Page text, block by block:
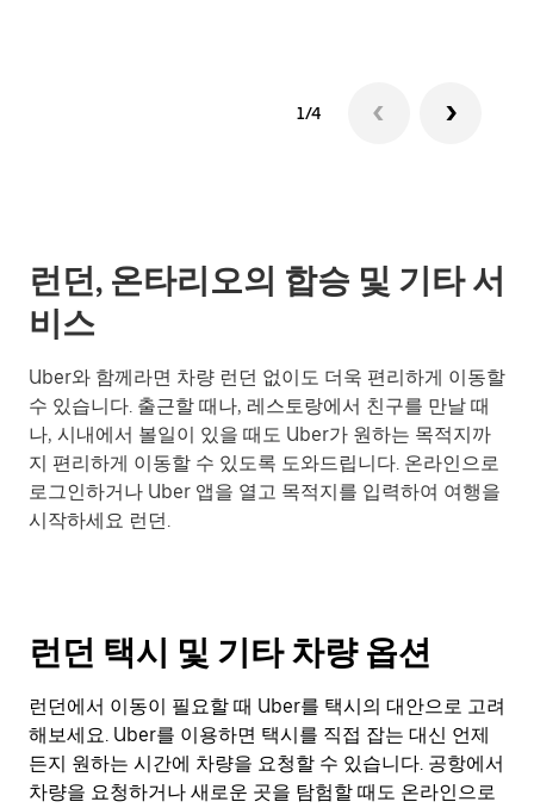
1/4
런던, 온타리오의 합승 및 기타 서
비스
Uber와 함께라면 차량 런던 없이도 더욱 편리하게 이동할
수 있습니다. 출근할 때나, 레스토랑에서 친구를 만날 때
나, 시내에서 볼일이 있을 때도 Uber가 원하는 목적지까
지 편리하게 이동할 수 있도록 도와드립니다. 온라인으로
로그인하거나 Uber 앱을 열고 목적지를 입력하여 여행을
시작하세요 런던.
런던 택시 및 기타 차량 옵션
런던에서 이동이 필요할 때 Uber를 택시의 대안으로 고려
해보세요. Uber를 이용하면 택시를 직접 잡는 대신 언제
든지 원하는 시간에 차량을 요청할 수 있습니다. 공항에서
차량을 요청하거나 새로운 곳을 탐험할 때도 온라인으로